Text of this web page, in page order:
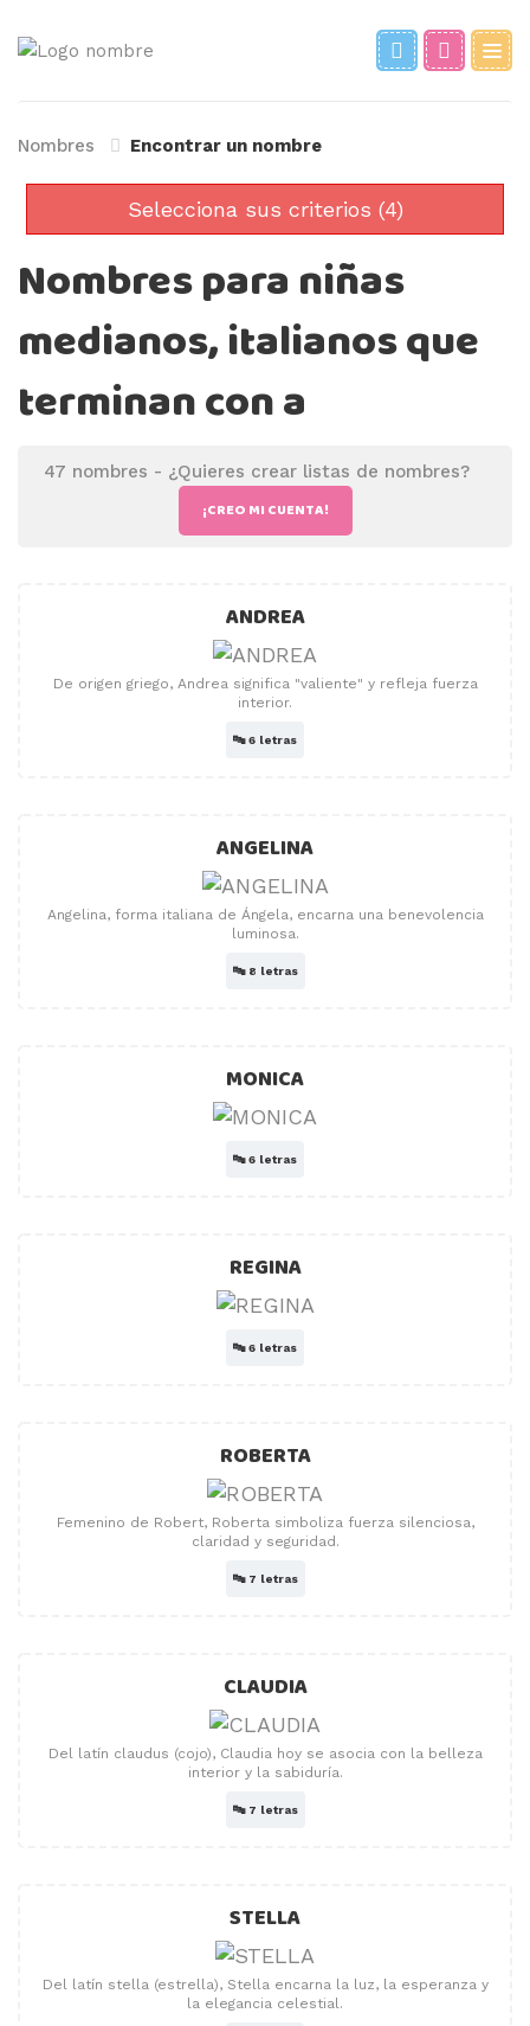
Nombres Encontrar un nombre
Selecciona sus criterios (4)
Nombres para niñas
medianos, italianos que
terminan con a
47 nombres - ¿Quieres crear listas de nombres?
¡CREO MI CUENTA!
ANDREA
De origen griego, Andrea significa "valiente" y refleja fuerza
interior.
🔤6 letras
ANGELINA
Angelina, forma italiana de Ángela, encarna una benevolencia
luminosa.
🔤 8 letras
MONICA
🔤6 letras
REGINA
🔤6 letras
ROBERTA
Femenino de Robert, Roberta simboliza fuerza silenciosa,
claridad y seguridad.
🔤 7 letras
CLAUDIA
Del latín claudus (cojo), Claudia hoy se asocia con la belleza
interior y la sabiduría.
🔤 7 letras
STELLA
Del latín stella (estrella), Stella encarna la luz, la esperanza y
la elegancia celestial.